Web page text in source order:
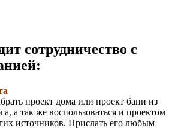
сотрудничество с
проект дома или проект бани из
а так же воспользоваться и проектом
источников. Прислать его любым